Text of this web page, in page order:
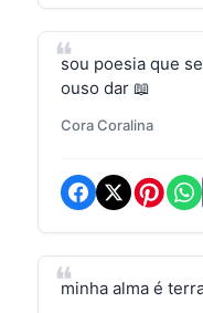
sou poesia que
ouso dar 📖
Cora Coralina
minha alma é